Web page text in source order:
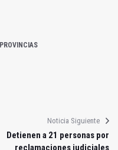
Noticia Siguiente
Detienen a 21 personas por
reclamaciones judiciales